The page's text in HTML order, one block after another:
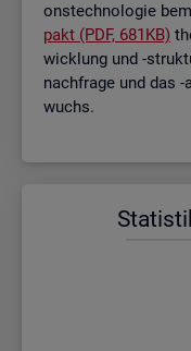
ons­tech­no­lo­gie
pakt (PDF, 681KB)
wick­lung und -
nach­fra­ge und das
wuchs.